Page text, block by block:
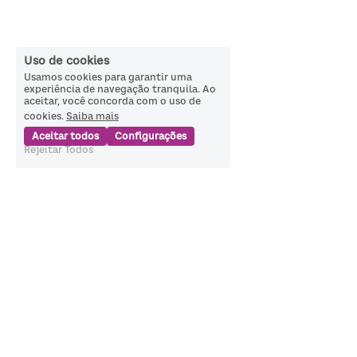
Uso de cookies
Usamos cookies para garantir uma
experiência de navegação tranquila. Ao
aceitar, você concorda com o uso de
cookies. Saiba mais
Aceitar todos
Configurações
Rejeitar Todos